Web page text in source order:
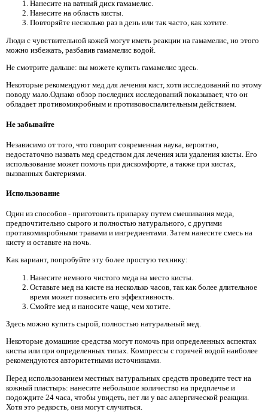
Нанесите на ватный диск гамамелис.
Нанесите на область кисты.
Повторяйте несколько раз в день или так часто, как хотите.
Люди с чувствительной кожей могут иметь реакции на гамамелис, но этого
можно избежать, разбавив гамамелис водой.
Не смотрите дальше: вы можете купить гамамелис здесь.
Некоторые рекомендуют мед для лечения кист, хотя исследований по этому
поводу мало.Однако обзор последних исследований показывает, что он
обладает противомикробным и противовоспалительным действием.
Не забывайте
Независимо от того, что говорит современная наука, вероятно,
недостаточно назвать мед средством для лечения или удаления кисты. Его
использование может помочь при дискомфорте, а также при кистах,
вызванных бактериями.
Использование
Один из способов - приготовить припарку путем смешивания меда,
предпочтительно сырого и полностью натурального, с другими
противомикробными травами и ингредиентами. Затем нанесите смесь на
кисту и оставьте на ночь.
Как вариант, попробуйте эту более простую технику:
Нанесите немного чистого меда на место кисты.
Оставьте мед на кисте на несколько часов, так как более длительное
время может повысить его эффективность.
Смойте мед и наносите чаще, чем хотите.
Здесь можно купить сырой, полностью натуральный мед.
Некоторые домашние средства могут помочь при определенных аспектах
кисты или при определенных типах. Компрессы с горячей водой наиболее
рекомендуются авторитетными источниками.
Перед использованием местных натуральных средств проведите тест на
кожный пластырь: нанесите небольшое количество на предплечье и
подождите 24 часа, чтобы увидеть, нет ли у вас аллергической реакции.
Хотя это редкость, они могут случиться.